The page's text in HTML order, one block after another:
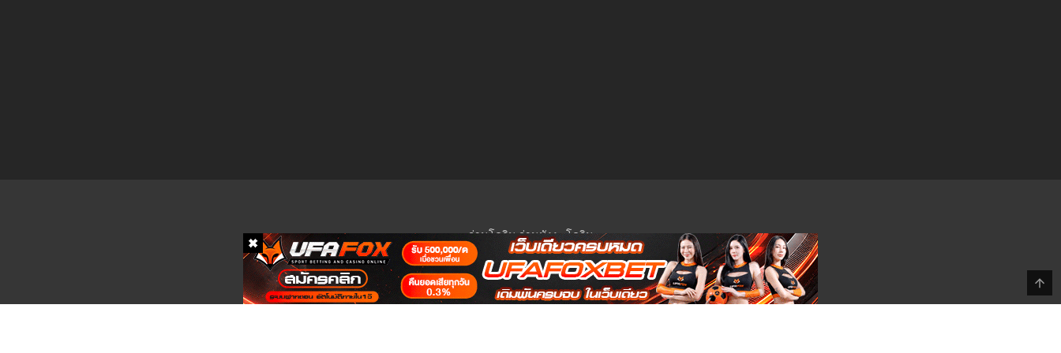
อ่านโดจินอ่านมังงะโดจิน
© 2023 Manga-Lc Inc. All rights reserved